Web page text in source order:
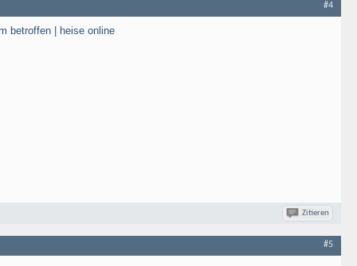
#4
betroffen | heise online
Zitieren
#5